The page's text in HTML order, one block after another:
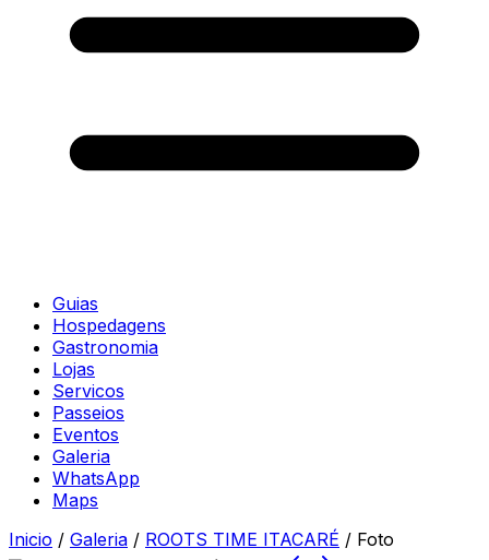
Guias
Hospedagens
Gastronomia
Lojas
Servicos
Passeios
Eventos
Galeria
WhatsApp
Maps
Inicio / Galeria / ROOTS TIME ITACARÉ / Foto